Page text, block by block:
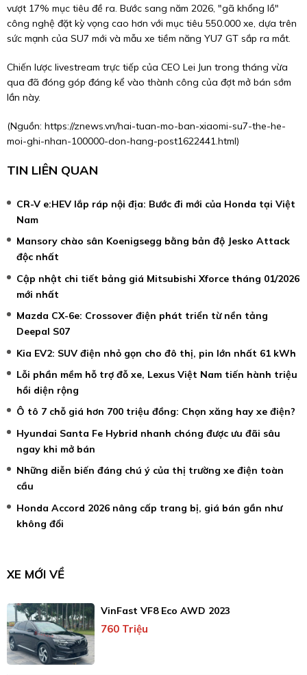
vượt 17% mục tiêu đề ra. Bước sang năm 2026, "gã khổng lồ"
công nghệ đặt kỳ vọng cao hơn với mục tiêu 550.000 xe, dựa trên
sức mạnh của SU7 mới và mẫu xe tiềm năng YU7 GT sắp ra mắt.
Chiến lược livestream trực tiếp của CEO Lei Jun trong tháng vừa
qua đã đóng góp đáng kể vào thành công của đợt mở bán sớm
lần này.
(Nguồn: https://znews.vn/hai-tuan-mo-ban-xiaomi-su7-the-he-
moi-ghi-nhan-100000-don-hang-post1622441.html)
TIN LIÊN QUAN
CR-V e:HEV lắp ráp nội địa: Bước đi mới của Honda tại Việt
Nam
Mansory chào sân Koenigsegg bằng bản độ Jesko Attack
độc nhất
Cập nhật chi tiết bảng giá Mitsubishi Xforce tháng 01/2026
mới nhất
Mazda CX-6e: Crossover điện phát triển từ nền tảng
Deepal S07
Kia EV2: SUV điện nhỏ gọn cho đô thị, pin lớn nhất 61 kWh
Lỗi phần mềm hỗ trợ đỗ xe, Lexus Việt Nam tiến hành triệu
hồi diện rộng
Ô tô 7 chỗ giá hơn 700 triệu đồng: Chọn xăng hay xe điện?
Hyundai Santa Fe Hybrid nhanh chóng được ưu đãi sâu
ngay khi mở bán
Những diễn biến đáng chú ý của thị trường xe điện toàn
cầu
Honda Accord 2026 nâng cấp trang bị, giá bán gần như
không đổi
XE MỚI VỀ
VinFast VF8 Eco AWD 2023
760 Triệu